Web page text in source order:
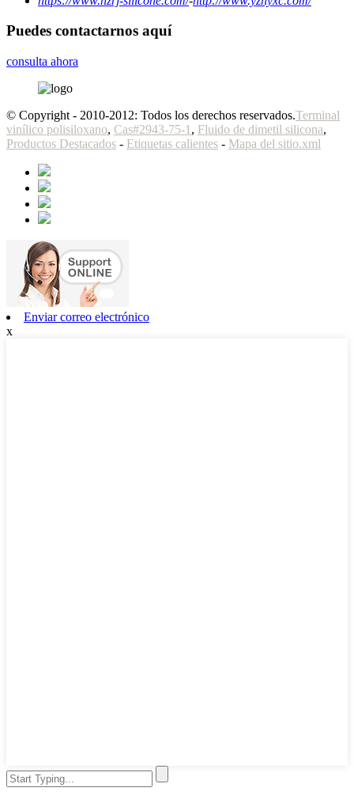
Puedes contactarnos aquí
consulta ahora
© Copyright - 2010-2012: Todos los derechos reservados.Terminal
vinílico polisiloxano, Cas#2943-75-1 , Fluido de dimetil silicona,
Productos Destacados - Etiquetas calientes - Mapa del sitio.xml
Enviar correo electrónico
x